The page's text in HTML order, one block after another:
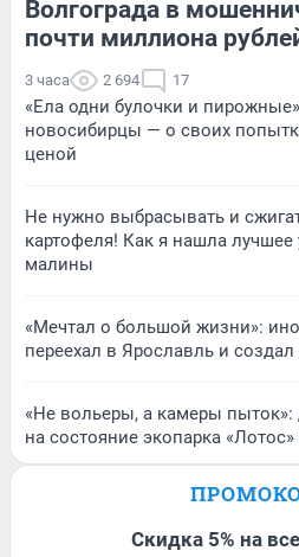
Волгограда в
почти миллиона
3 часа 2 694 17
«Ела одни булочки и
новосибирцы — о своих
ценой
Не нужно выбрасывать и
картофеля! Как я нашла
малины
«Мечтал о большой жизни»:
переехал в Ярославль и
«Не вольеры, а камеры
на состояние экопарка
Скидка 5% на